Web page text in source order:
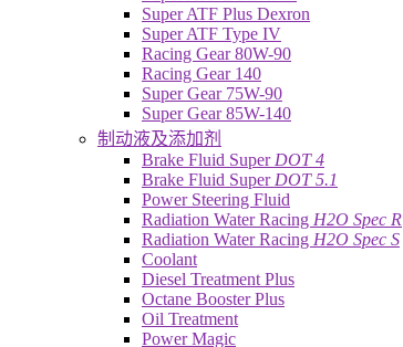
Super ATF Plus Dexron
Super ATF Type IV
Racing Gear 80W-90
Racing Gear 140
Super Gear 75W-90
Super Gear 85W-140
制动液及添加剂
Brake Fluid Super DOT 4
Brake Fluid Super DOT 5.1
Power Steering Fluid
Radiation Water Racing H2O Spec R
Radiation Water Racing H2O Spec S
Coolant
Diesel Treatment Plus
Octane Booster Plus
Oil Treatment
Power Magic